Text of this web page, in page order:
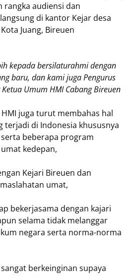
rangka audiensi dan
di kantor Kejar desa
Juang, Bireuen
kepada bersilaturahmi dengan
baru, dan kami juga Pengurus
Umum HMI Cabang Bireuen
juga turut membahas hal
terjadi di Indonesia khususnya
beberapa program
kedepan,
Kejari Bireuen dan
umat,
bekerjasama dengan kajari
selama tidak melanggar
negara serta norma-norma
berkeinginan supaya